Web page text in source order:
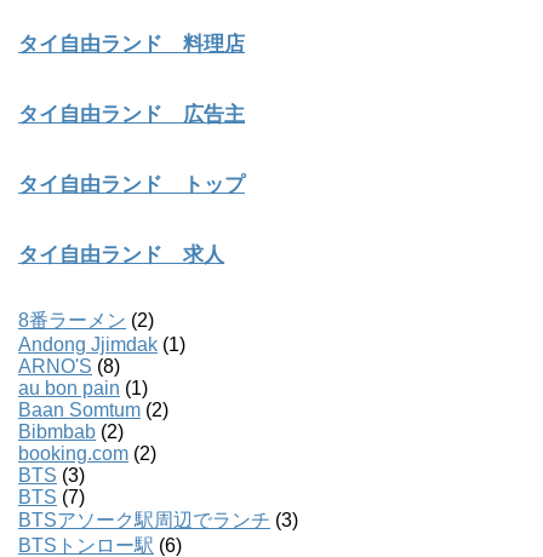
タイ自由ランド 料理店
タイ自由ランド 広告主
タイ自由ランド トップ
タイ自由ランド 求人
8番ラーメン (2)
Andong Jjimdak (1)
ARNO'S (8)
au bon pain (1)
Baan Somtum (2)
Bibmbab (2)
booking.com (2)
BTS (3)
BTS (7)
BTSアソーク駅周辺でランチ (3)
BTSトンロー駅 (6)